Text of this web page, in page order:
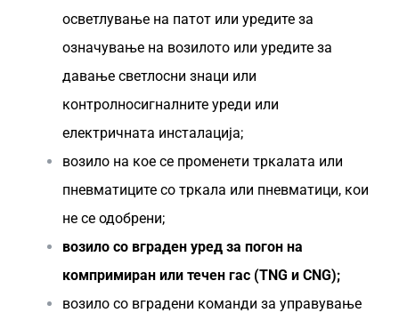
осветлување на патот или уредите за
означување на возилото или уредите за
давање светлосни знаци или
контролносигналните уреди или
електричната инсталација;
возило на кое се променети тркалата или
пневматиците со тркала или пневматици, кои
не се одобрени;
возило со вграден уред за погон на
компримиран или течен гас (TNG и CNG);
возило со вградени команди за управување